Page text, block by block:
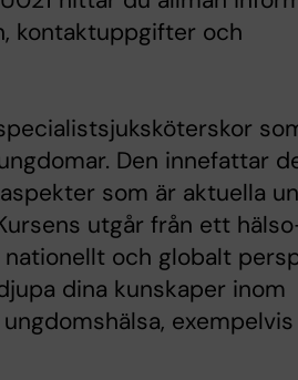
kontaktuppgifter och
Den innefattar
som är aktuella
utgår från ett
och globalt
dina kunskaper inom